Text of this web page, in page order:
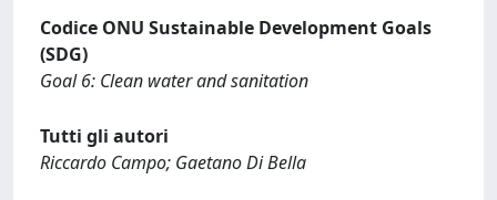
Codice ONU Sustainable Development Goals
(SDG)
Goal 6: Clean water and sanitation
Tutti gli autori
Riccardo Campo; Gaetano Di Bella